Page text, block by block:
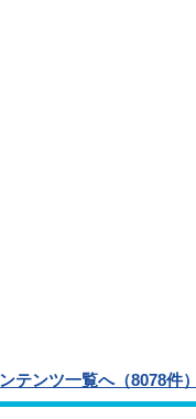
テンツ一覧へ（8078件）